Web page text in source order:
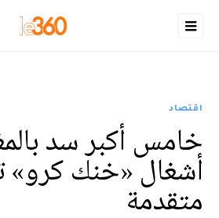
اقتصاد
خامس أكبر سد
أشغال «خنك كرو»
متقدمة